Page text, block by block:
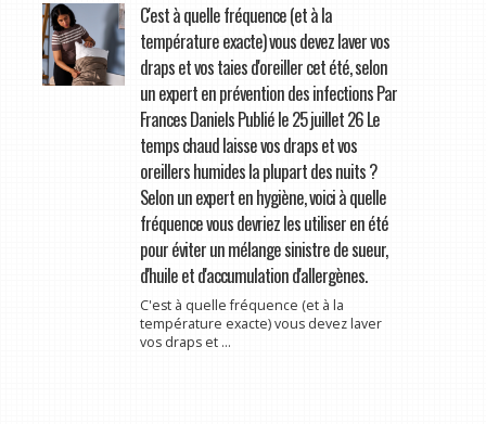
C'est à quelle fréquence (et à la
température exacte) vous devez laver vos
draps et vos taies d'oreiller cet été, selon
un expert en prévention des infections Par
Frances Daniels Publié le 25 juillet 26 Le
temps chaud laisse vos draps et vos
oreillers humides la plupart des nuits ?
Selon un expert en hygiène, voici à quelle
fréquence vous devriez les utiliser en été
pour éviter un mélange sinistre de sueur,
d'huile et d'accumulation d'allergènes.
C'est à quelle fréquence (et à la
température exacte) vous devez laver
vos draps et ...